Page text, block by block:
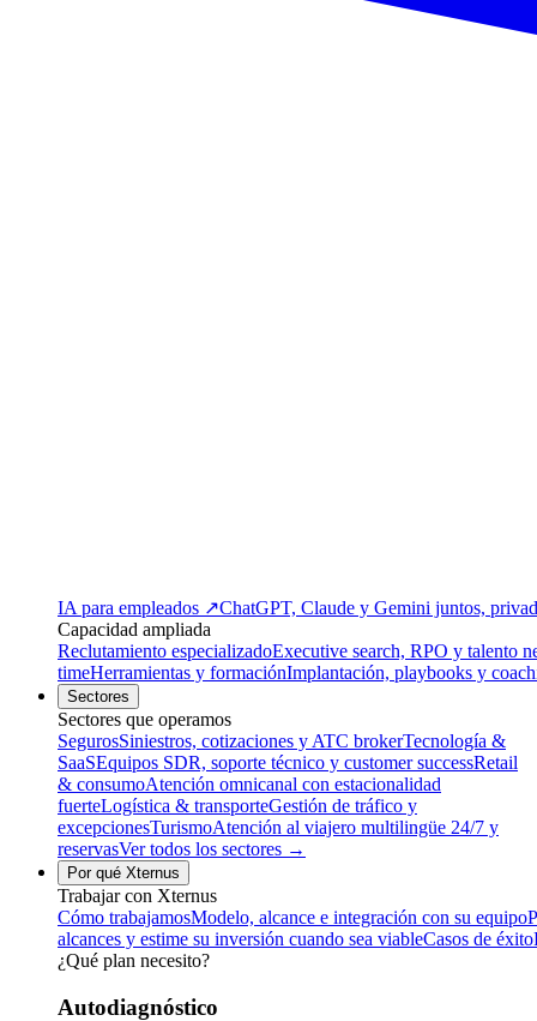
IA para empleados ↗ChatGPT, Claude y Gemini juntos,
Capacidad ampliada
Reclutamiento especializadoExecutive search, RPO y talento
timeHerramientas y formaciónImplantación, playbooks y
Sectores
Sectores que operamos
SegurosSiniestros, cotizaciones y ATC brokerTecnología &
SaaSEquipos SDR, soporte técnico y customer successRetail
& consumoAtención omnicanal con estacionalidad
fuerteLogística & transporteGestión de tráfico y
excepcionesTurismoAtención al viajero multilingüe 24/7 y
reservasVer todos los sectores →
Por qué Xternus
Trabajar con Xternus
Cómo trabajamosModelo, alcance e integración con su equipo
alcances y estime su inversión cuando sea viableCasos de éxito
¿Qué plan necesito?
Autodiagnóstico